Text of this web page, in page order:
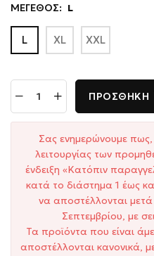
ΜΕΓΕΘΟΣ: L
L XL XXL
ΠΡΟΣΘΉΚΗ
Σας ενημερώνουμε
λειτουργίας των
ένδειξη «Κατόπιν
κατά το διάστημα 1 έως
να αποστέλλονται
Σεπτεμβρίου, με
Τα προϊόντα που είναι
αποστέλλονται κανονικά,